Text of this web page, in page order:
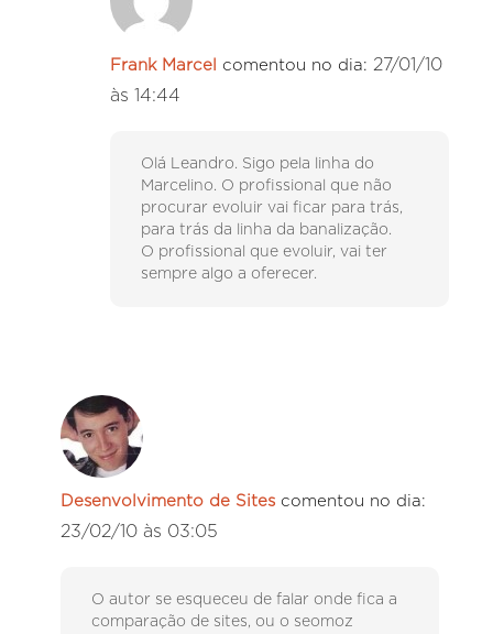
Frank Marcel comentou no dia: 27/01/10
às 14:44
Olá Leandro. Sigo pela linha do
Marcelino. O profissional que não
procurar evoluir vai ficar para trás,
para trás da linha da banalização.
O profissional que evoluir, vai ter
sempre algo a oferecer.
Desenvolvimento de Sites comentou no dia:
23/02/10 às 03:05
O autor se esqueceu de falar onde fica a
comparação de sites, ou o seomoz